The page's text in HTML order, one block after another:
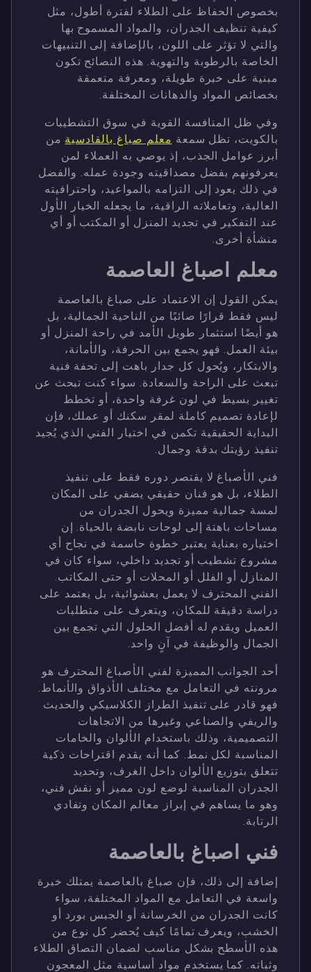
بخصوص الحفاظ على الطلاء لفترة أطول، مثل
كيفية تنظيف الجدران، والمواد المسموح بها
والتي لا تؤثر على اللون، بالإضافة إلى التنبيهات
الخاصة بالرطوبة والتهوية. هذه النصائح تكون
مبنية على خبرة طويلة، ومعرفة متعمقة
بخصائص المواد والدهانات المختلفة.
وفي ظل المنافسة القوية في سوق التشطيبات
بالكويت، تظل سمعةمعلم صباغ بالقادسيةمن
أبرز عوامل الجذب، إذ يوصي به العملاء لمن
يعرفونهم بفضل مصداقيته وجودة عمله. والفضل
في ذلك يعود إلى التزامه بالمواعيد، واحترافيته
العالية، وتعاملاته الراقية، ما يجعله الخيار الأول
عند التفكير في تجديد المنزل أو المكتب أو أي
منشأة أخرى.
معلم اصباغ العاصمة
يمكن القول إن الاعتماد على صباغ بالعاصمة
ليس فقط قرارًا صائبًا من الناحية الجمالية، بل
هو أيضًا استثمار طويل الأمد في راحة المنزل أو
بيئة العمل. فهو يجمع بين الحرفة، والأمانة،
والابتكار، ويُحول كل جدار باهت إلى تحفة فنية
تبعث على الراحة والسعادة. سواء كنت تبحث عن
تغيير بسيط في لون غرفة واحدة، أو تخطط
لإعادة تصميم كاملة لمقر سكنك أو عملك، فإن
البداية الحقيقية تكمن في اختيار الفني الذي يُجيد
تنفيذ رؤيتك بدقة وجمال.
فني الأصباغ لا يقتصر دوره فقط على تنفيذ
الطلاء، بل هو فنان حقيقي يضفي على المكان
لمسة جمالية مميزة ويحول الجدران من
مساحات باهتة إلى لوحات نابضة بالحياة. إن
اختياره بعناية يعتبر خطوة حاسمة في نجاح أي
مشروع تشطيب أو تجديد داخلي، سواء كان في
المنازل أو الفلل أو المحلات أو حتى المكاتب.
الفني المحترف لا يعمل بعشوائية، بل يعتمد على
دراسة دقيقة للمكان، ويتعرف على متطلبات
العميل ويقدم له أفضل الحلول التي تجمع بين
الجمال والوظيفة في آنٍ واحد.
أحد الجوانب المميزة لفني الأصباغ المحترف هو
مرونته في التعامل مع مختلف الأذواق والأنماط.
فهو قادر على تنفيذ الطراز الكلاسيكي والحديث
والريفي والصناعي وغيرها من الاتجاهات
التصميمية، وذلك باستخدام الألوان والخامات
المناسبة لكل نمط. كما أنه يقدم اقتراحات ذكية
تتعلق بتوزيع الألوان داخل الغرف، وتحديد
الجدران المناسبة لوضع لون مميز أو نقش فني،
وهو ما يساهم في إبراز معالم المكان وتفادي
الرتابة.
فني اصباغ بالعاصمة
إضافة إلى ذلك، فإن صباغ بالعاصمة يمتلك خبرة
واسعة في التعامل مع المواد المختلفة، سواء
كانت الجدران من الخرسانة أو الجبس بورد أو
الخشب، ويعرف تمامًا كيف يُحضر كل نوع من
هذه الأسطح بشكل مناسب لضمان التصاق الطلاء
وثباته. كما يستخدم مواد أساسية مثل المعجون